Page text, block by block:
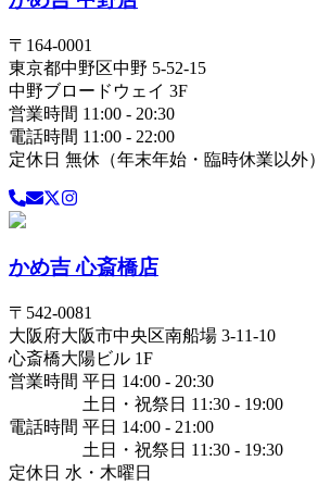
〒 164-0001
東京都中野区中野 5-52-15
中野ブロードウェイ 3F
営業時間 11:00 - 20:30
電話時間 11:00 - 22:00
定休日 無休（年末年始・臨時休業以外）
かめ吉 心斎橋店
〒 542-0081
大阪府大阪市中央区南船場 3-11-10
心斎橋大陽ビル 1F
営業時間 平日 14:00 - 20:30
土日・祝祭日 11:30 - 19:00
電話時間 平日 14:00 - 21:00
土日・祝祭日 11:30 - 19:30
定休日 水・木曜日